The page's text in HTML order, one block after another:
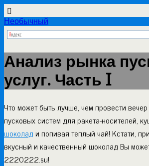
Необычный
Анализ рынка
услуг. Часть I
Что может быть лучше, чем провести
пусковых систем для ракета-носителей,
шоколади попивая теплый чай! Кстати,
вкусный и качественный шоколад Вы
2220222.su!